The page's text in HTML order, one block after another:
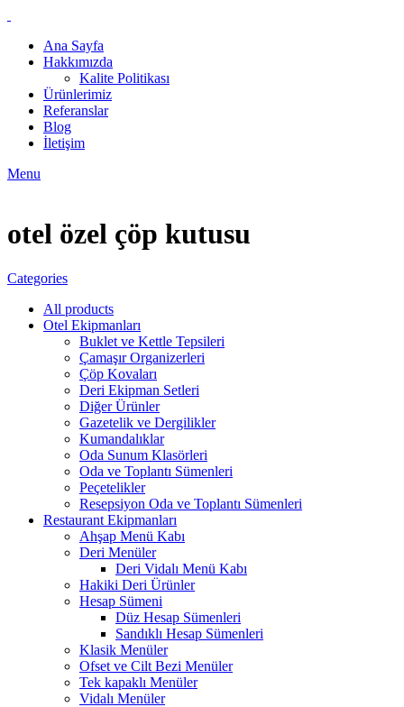
Ana Sayfa
Hakkımızda
Kalite Politikası
Ürünlerimiz
Referanslar
Blog
İletişim
Menu
otel özel çöp kutusu
Categories
All products
Otel Ekipmanları
Buklet ve Kettle Tepsileri
Çamaşır Organizerleri
Çöp Kovaları
Deri Ekipman Setleri
Diğer Ürünler
Gazetelik ve Dergilikler
Kumandalıklar
Oda Sunum Klasörleri
Oda ve Toplantı Sümenleri
Peçetelikler
Resepsiyon Oda ve Toplantı Sümenleri
Restaurant Ekipmanları
Ahşap Menü Kabı
Deri Menüler
Deri Vidalı Menü Kabı
Hakiki Deri Ürünler
Hesap Sümeni
Düz Hesap Sümenleri
Sandıklı Hesap Sümenleri
Klasik Menüler
Ofset ve Cilt Bezi Menüler
Tek kapaklı Menüler
Vidalı Menüler